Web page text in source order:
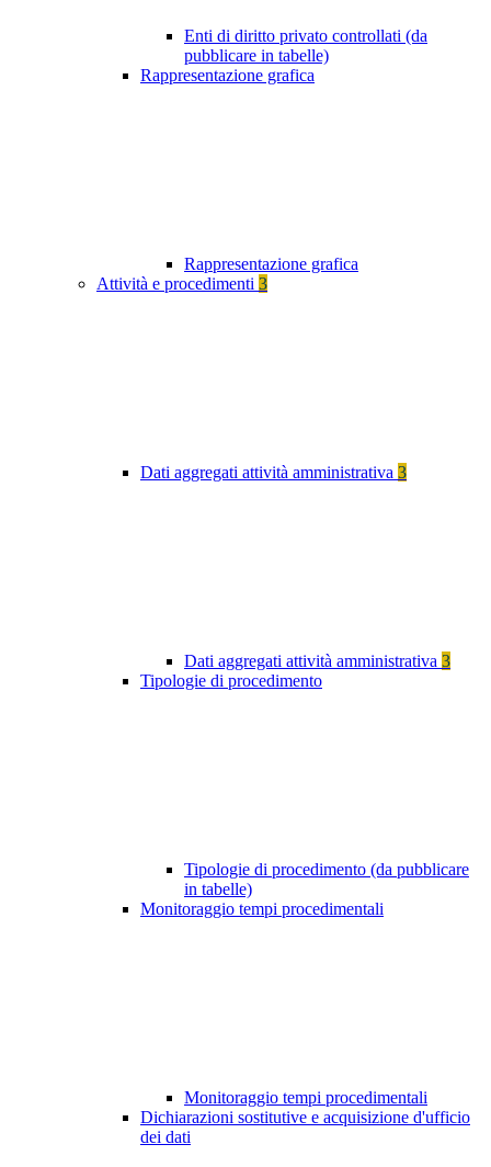
Enti di diritto privato controllati (da
pubblicare in tabelle)
Rappresentazione grafica
Rappresentazione grafica
Attività e procedimenti 3
Dati aggregati attività amministrativa 3
Dati aggregati attività amministrativa 3
Tipologie di procedimento
Tipologie di procedimento (da pubblicare
in tabelle)
Monitoraggio tempi procedimentali
Monitoraggio tempi procedimentali
Dichiarazioni sostitutive e acquisizione d'ufficio
dei dati